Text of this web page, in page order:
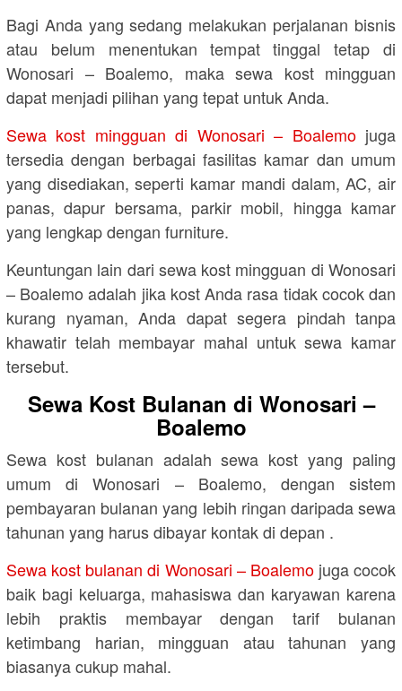
Bagi Anda yang sedang melakukan perjalanan bisnis
atau belum menentukan tempat tinggal tetap di
Wonosari – Boalemo, maka sewa kost mingguan
dapat menjadi pilihan yang tepat untuk Anda.
Sewa kost mingguan di Wonosari – Boalemojuga
tersedia dengan berbagai fasilitas kamar dan umum
yang disediakan, seperti kamar mandi dalam, AC, air
panas, dapur bersama, parkir mobil, hingga kamar
yang lengkap dengan furniture.
Keuntungan lain dari sewa kost mingguan di Wonosari
– Boalemo adalah jika kost Anda rasa tidak cocok dan
kurang nyaman, Anda dapat segera pindah tanpa
khawatir telah membayar mahal untuk sewa kamar
tersebut.
Sewa Kost Bulanan di Wonosari –
Boalemo
Sewa kost bulanan adalah sewa kost yang paling
umum di Wonosari – Boalemo, dengan sistem
pembayaran bulanan yang lebih ringan daripada sewa
tahunan yang harus dibayar kontak di depan .
Sewa kost bulanan di Wonosari – Boalemojuga cocok
baik bagi keluarga, mahasiswa dan karyawan karena
lebih praktis membayar dengan tarif bulanan
ketimbang harian, mingguan atau tahunan yang
biasanya cukup mahal.